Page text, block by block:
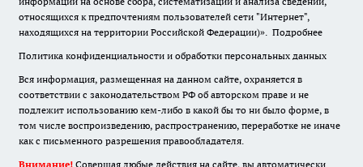
относящихся к предпочтениям пользователей сети "Интернет",
находящихся на территории Российской Федерации)». Подробнее
Политика конфиденциальности и обработки персональных данных
Вся информация, размещенная на данном сайте, охраняется в
соответствии с законодательством РФ об авторском праве и не
подлежит использованию кем-либо в какой бы то ни было форме, в
том числе воспроизведению, распространению, переработке не иначе
как с письменного разрешения правообладателя.
Внимание! Совершая любые действия на сайте, вы автоматически